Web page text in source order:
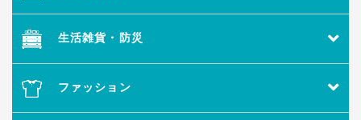
生活雑貨・防災
ファッション